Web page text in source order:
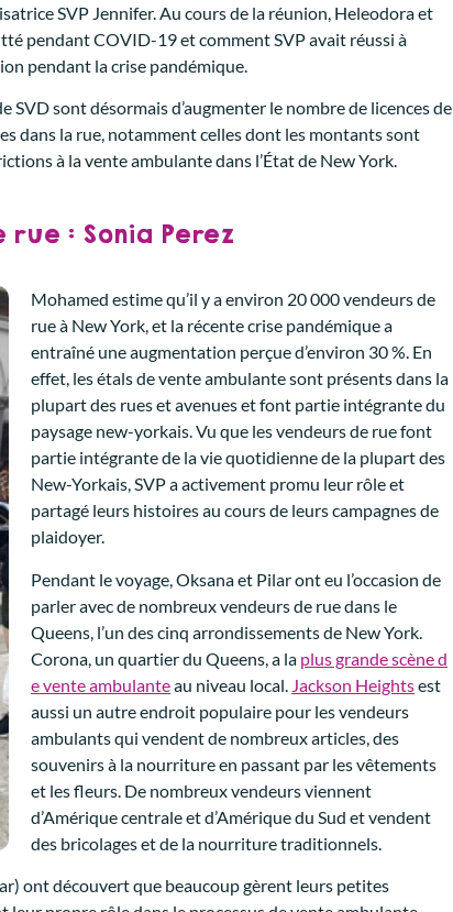
SVP Jennifer. Au cours de la réunion, Heleodora et
pendant COVID-19 et comment SVP avait réussi à
pendant la crise pandémique.
sont désormais d’augmenter le nombre de licences de
dans la rue, notamment celles dont les montants sont
à la vente ambulante dans l’État de New York.
: Sonia Perez
Mohamed estime qu’il y a environ 20 000 vendeurs de
rue à New York, et la récente crise pandémique a
entraîné une augmentation perçue d’environ 30 %. En
effet, les étals de vente ambulante sont présents dans la
plupart des rues et avenues et font partie intégrante du
paysage new-yorkais. Vu que les vendeurs de rue font
partie intégrante de la vie quotidienne de la plupart des
New-Yorkais, SVP a activement promu leur rôle et
partagé leurs histoires au cours de leurs campagnes de
plaidoyer.
Pendant le voyage, Oksana et Pilar ont eu l’occasion de
parler avec de nombreux vendeurs de rue dans le
Queens, l’un des cinq arrondissements de New York.
Corona, un quartier du Queens, a la plus grande scène d
e vente ambulanteau niveau local. Jackson Heightsest
aussi un autre endroit populaire pour les vendeurs
ambulants qui vendent de nombreux articles, des
souvenirs à la nourriture en passant par les vêtements
et les fleurs. De nombreux vendeurs viennent
d’Amérique centrale et d’Amérique du Sud et vendent
des bricolages et de la nourriture traditionnels.
ont découvert que beaucoup gèrent leurs petites